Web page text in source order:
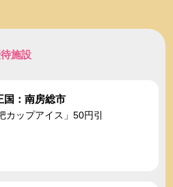
施設
：南房総市
ップアイス」50円引